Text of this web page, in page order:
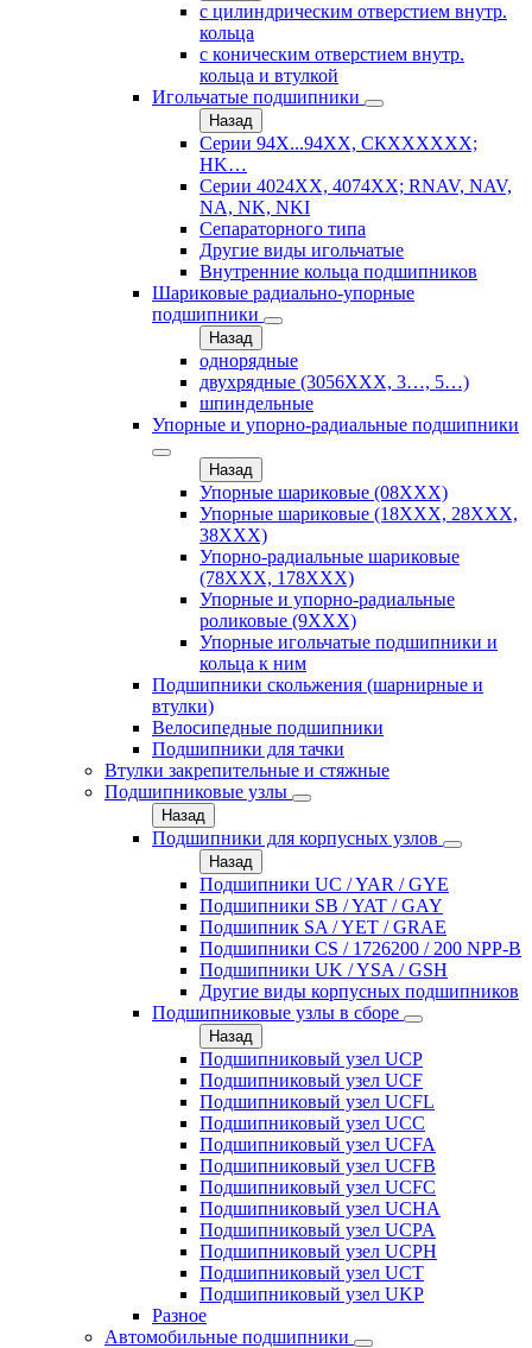
с цилиндрическим отверстием внутр.
кольца
с коническим отверстием внутр.
кольца и втулкой
Игольчатые подшипники
Назад
Серии 94Х...94ХХ, СКХХХХХХ;
HK…
Серии 4024ХХ, 4074ХХ; RNAV, NAV,
NA, NK, NKI
Сепараторного типа
Другие виды игольчатые
Внутренние кольца подшипников
Шариковые радиально-упорные
подшипники
Назад
однорядные
двухрядные (3056ХХХ, 3…, 5…)
шпиндельные
Упорные и упорно-радиальные подшипники
Назад
Упорные шариковые (08XXX)
Упорные шариковые (18XXX, 28XXХ,
38ХХХ)
Упорно-радиальные шариковые
(78XXX, 178ХХХ)
Упорные и упорно-радиальные
роликовые (9ХХХ)
Упорные игольчатые подшипники и
кольца к ним
Подшипники скольжения (шарнирные и
втулки)
Велосипедные подшипники
Подшипники для тачки
Втулки закрепительные и стяжные
Подшипниковые узлы
Назад
Подшипники для корпусных узлов
Назад
Подшипники UC / YAR / GYE
Подшипники SB / YAT / GAY
Подшипник SA / YET / GRAE
Подшипники CS / 1726200 / 200 NPP-B
Подшипники UK / YSA / GSH
Другие виды корпусных подшипников
Подшипниковые узлы в сборе
Назад
Подшипниковый узел UCP
Подшипниковый узел UCF
Подшипниковый узел UCFL
Подшипниковый узел UCC
Подшипниковый узел UCFA
Подшипниковый узел UCFB
Подшипниковый узел UCFC
Подшипниковый узел UCHA
Подшипниковый узел UCPA
Подшипниковый узел UCPH
Подшипниковый узел UCT
Подшипниковый узел UKP
Разное
Автомобильные подшипники